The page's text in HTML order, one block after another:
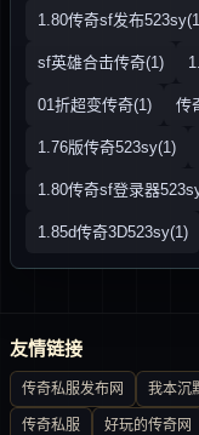
1.80传奇sf发布
sf英雄合击传奇(1)
01折超变传奇(1) 传
1.76版传奇523sy(1)
1.80传奇sf登录器
1.85d传奇3D523sy(1)
友情链接
传奇私服发布网 我本沉
传奇私服 好玩的传奇网